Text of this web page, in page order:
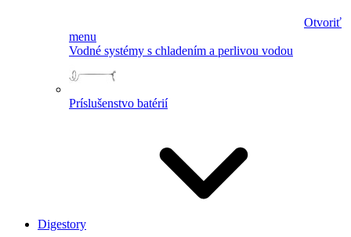
Otvoriť
menu
Vodné systémy s chladením a perlivou vodou
Príslušenstvo batérií
Digestory